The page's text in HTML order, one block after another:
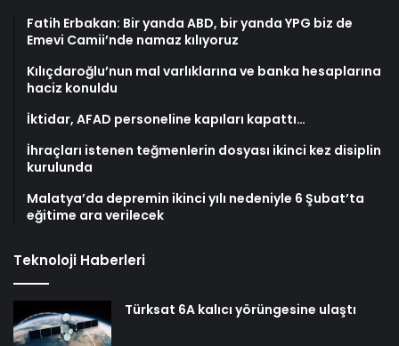
Fatih Erbakan: Bir yanda ABD, bir yanda YPG biz de
Emevi Camii’nde namaz kılıyoruz
Kılıçdaroğlu’nun mal varlıklarına ve banka hesaplarına
haciz konuldu
İktidar, AFAD personeline kapıları kapattı…
İhraçları istenen teğmenlerin dosyası ikinci kez disiplin
kurulunda
Malatya’da depremin ikinci yılı nedeniyle 6 Şubat’ta
eğitime ara verilecek
Teknoloji Haberleri
Türksat 6A kalıcı yörüngesine ulaştı